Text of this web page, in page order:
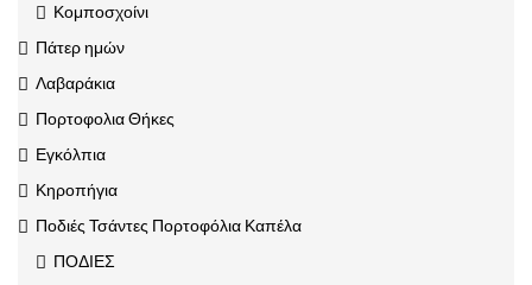
Κομποσχοίνι
Πάτερ ημών
Λαβαράκια
Πορτοφολια Θήκες
Εγκόλπια
Κηροπήγια
Ποδιές Τσάντες Πορτοφόλια Καπέλα
ΠΟΔΙΕΣ